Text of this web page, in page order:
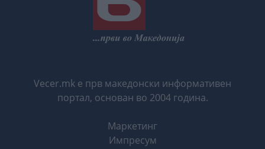
Vecer.mk е прв македонски информативен
портал, основан во 2004 година.
Маркетинг
Импресум